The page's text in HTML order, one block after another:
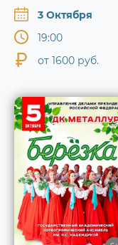
3 Октября
19:00
от 1600 руб.